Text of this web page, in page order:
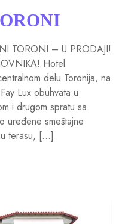
TORONI – U PRODAJI!
Hotel
delu Toronija, na
Lux obuhvata u
i drugom spratu sa
uređene smeštajne
terasu, […]